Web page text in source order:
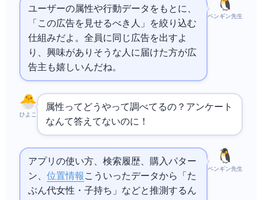
ペンギン先生
ユーザーの属性や行動データをもとに、
「この広告を見せるべき人」を絞り込む
仕組みだよ。全員に同じ広告を出すよ
り、興味がありそうな人に届けた方が広
告主も嬉しいんだね。
ひよこ
属性ってどうやって調べてるの？アンケート
なんて答えてないのに！
ペンギン先生
アプリの使い方、検索履歴、購入パター
ン、 位置情報 ……こういったデータから「た
ぶん30代女性・子持ち」などと推測するん